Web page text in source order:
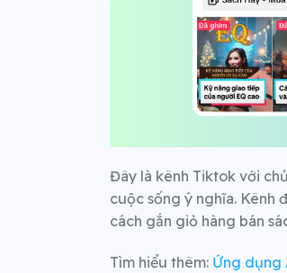
Đây là kênh Tiktok với
cuộc sống ý nghĩa. Kênh
cách gắn giỏ hàng bán
Tìm hiểu thêm: Ứng dụng